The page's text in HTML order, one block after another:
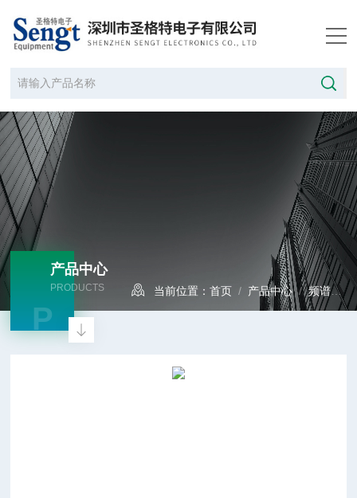
产品中心
PRODUCTS
P
当前位置：首页 / 产品中心/频谱分析仪